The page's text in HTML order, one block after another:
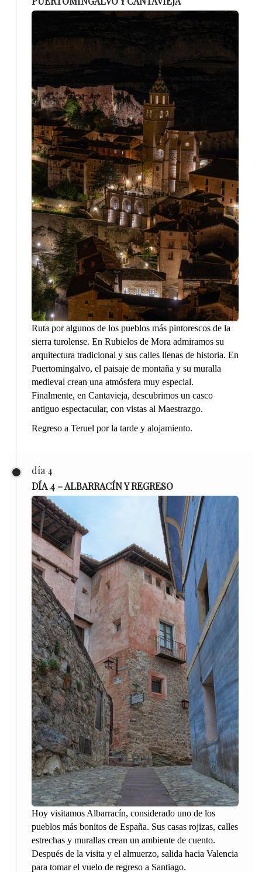
Ruta por algunos de los pueblos más pintorescos de la
sierra turolense. En Rubielos de Mora admiramos su
arquitectura tradicional y sus calles llenas de historia. En
Puertomingalvo, el paisaje de montaña y su muralla
medieval crean una atmósfera muy especial.
Finalmente, en Cantavieja, descubrimos un casco
antiguo espectacular, con vistas al Maestrazgo.
Regreso a Teruel por la tarde y alojamiento.
día 4
DÍA 4 – ALBARRACÍN Y REGRESO
Hoy visitamos Albarracín, considerado uno de los
pueblos más bonitos de España. Sus casas rojizas, calles
estrechas y murallas crean un ambiente de cuento.
Después de la visita y el almuerzo, salida hacia Valencia
para tomar el vuelo de regreso a Santiago.